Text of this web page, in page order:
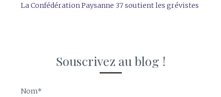
La Confédération Paysanne 37 soutient les grévistes
Souscrivez au blog !
Nom*